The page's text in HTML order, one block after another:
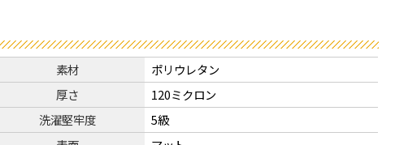
素材
ポリウレタン
厚さ
120ミクロン
洗濯堅牢度
5級